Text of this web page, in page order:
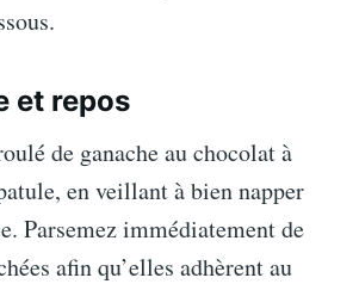
et repos
de ganache au chocolat à
en veillant à bien napper
Parsemez immédiatement de
afin qu’elles adhèrent au